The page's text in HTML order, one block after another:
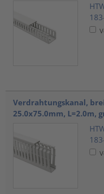
Verdrahtungskanal,
25.0x75.0mm, L=2.0m,